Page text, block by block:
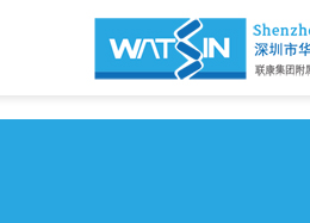
深圳市华生元基因工程发